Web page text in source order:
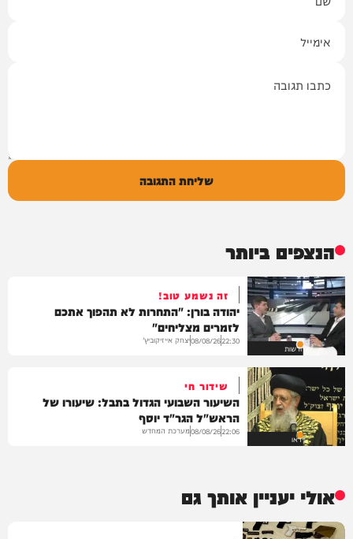
שליחת התגובה
הנצפים ביותר
חדשות
זה נשמע טוב!
יהודה בורן: "התחרות לא תהפוך אתכם
לזמרים מצליחים"
22:30
08/08/26יצחק אייזיקוביץ'
וידאו
שידור חי
השיעור השבועי הגדול בתבל: שיעורו של
הראש"ל הגר"ד יוסף
22:06
08/08/26מערכת המחדש
אולי יעניין אותך גם